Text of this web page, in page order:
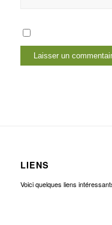
LIENS
Voici quelques liens